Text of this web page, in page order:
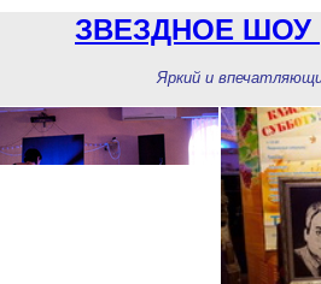
ЗВЕЗДНОЕ ШОУ
Яркий и